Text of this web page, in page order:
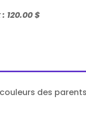
120.00 $
des